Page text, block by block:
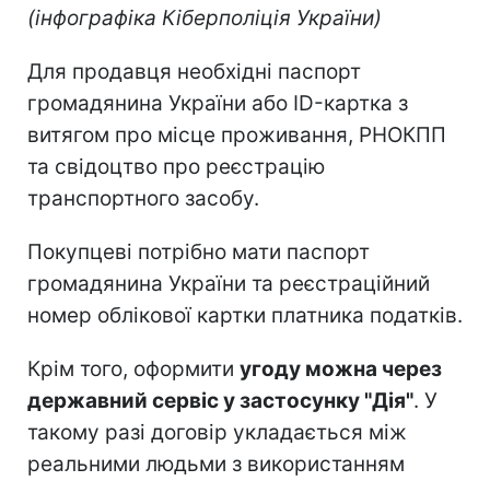
(інфографіка Кіберполіція України)
Для продавця необхідні паспорт
громадянина України або ID-картка з
витягом про місце проживання, РНОКПП
та свідоцтво про реєстрацію
транспортного засобу.
Покупцеві потрібно мати паспорт
громадянина України та реєстраційний
номер облікової картки платника податків.
Крім того, оформити угоду можна через
державний сервіс у застосунку "Дія". У
такому разі договір укладається між
реальними людьми з використанням